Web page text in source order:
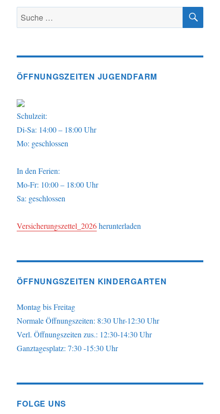
Suche
nach:
ÖFFNUNGSZEITEN JUGENDFARM
Schulzeit:
Di-Sa: 14:00 – 18:00 Uhr
Mo: geschlossen
In den Ferien:
Mo-Fr: 10:00 – 18:00 Uhr
Sa: geschlossen
Versicherungszettel_2026herunterladen
ÖFFNUNGSZEITEN KINDERGARTEN
Montag bis Freitag
Normale Öffnungszeiten: 8:30 Uhr-12:30 Uhr
Verl. Öffnungszeiten zus.: 12:30-14:30 Uhr
Ganztagesplatz: 7:30 -15:30 Uhr
FOLGE UNS